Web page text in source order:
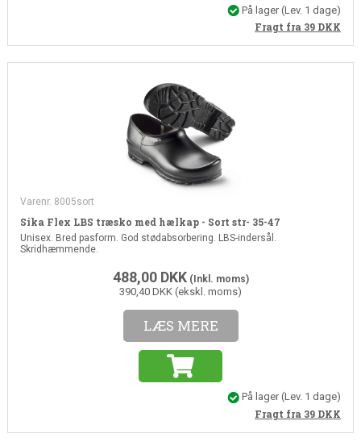
På lager(Lev. 1 dage)
Fragt fra 39 DKK
Varenr. 8005sort
Sika Flex LBS træsko med hælkap - Sort str- 35-47
Unisex. Bred pasform. God stødabsorbering. LBS-indersål.
Skridhæmmende.
488,00 DKK(Inkl. moms)
390,40 DKK (ekskl. moms)
LÆS MERE
På lager(Lev. 1 dage)
Fragt fra 39 DKK